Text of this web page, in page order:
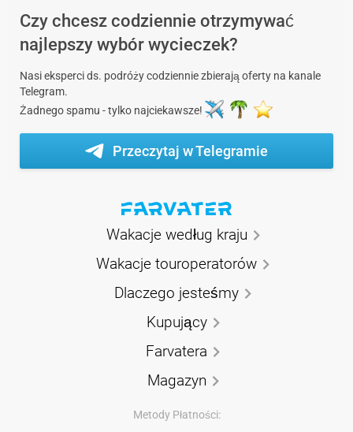
Czy chcesz codziennie otrzymywać
najlepszy wybór wycieczek?
Nasi eksperci ds. podróży codziennie zbierają oferty na kanale
Telegram.
Żadnego spamu - tylko najciekawsze!
Przeczytaj w Telegramie
Wakacje według kraju
Wakacje touroperatorów
Dlaczego jesteśmy
Kupujący
Farvatera
Magazyn
Metody Płatności: